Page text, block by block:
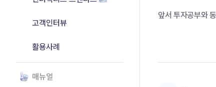
고객인터뷰
활용사례
매뉴얼
앞서 투자공부와